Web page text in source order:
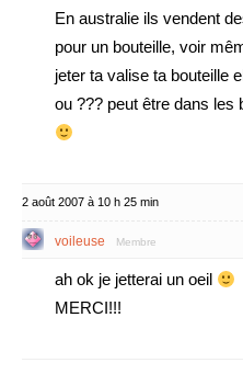
En australie ils vendent
pour un bouteille, voir
jeter ta valise ta bouteille
ou ??? peut être dans les
2 août 2007 à 10 h 25 min
voileuse Membre
ah ok je jetterai un oeil
MERCI!!!